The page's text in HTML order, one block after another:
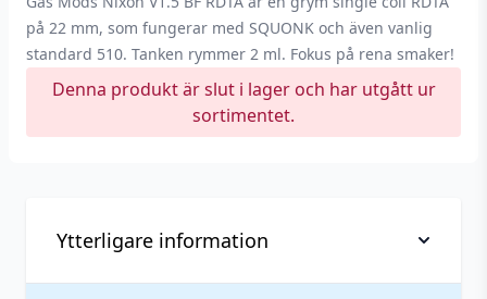
på 22 mm, som fungerar med SQUONK och även vanlig
standard 510. Tanken rymmer 2 ml. Fokus på rena smaker!
Denna produkt är slut i lager och har utgått ur
sortimentet.
Ytterligare information